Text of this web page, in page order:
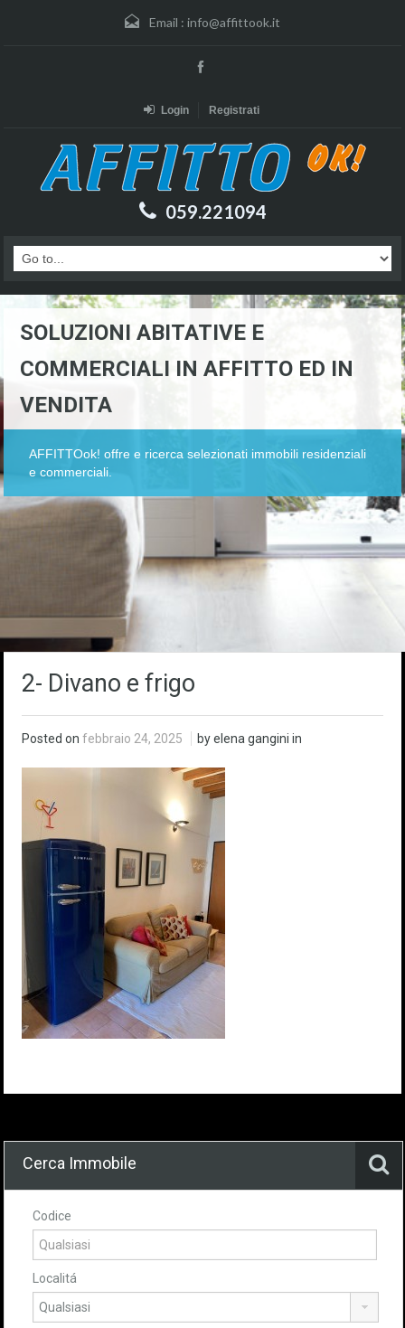
Email : info@affittook.it
Login Registrati
059.221094
SOLUZIONI ABITATIVE E
COMMERCIALI IN AFFITTO ED IN
VENDITA
AFFITTOok! offre e ricerca selezionati immobili residenziali
e commerciali.
2- Divano e frigo
Posted on febbraio 24, 2025 by elena gangini in
Cerca Immobile
Codice
Localitá